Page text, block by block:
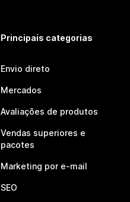
Principais categorias
Envio direto
Mercados
Avaliações de produtos
Vendas superiores e
pacotes
Marketing por e-mail
SEO